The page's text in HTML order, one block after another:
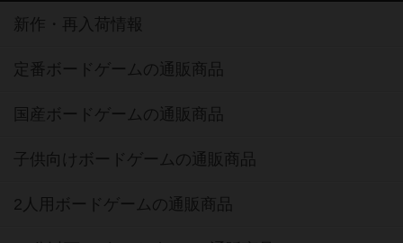
新作・再入荷情報
定番ボードゲームの通販商品
国産ボードゲームの通販商品
子供向けボードゲームの通販商品
2人用ボードゲームの通販商品